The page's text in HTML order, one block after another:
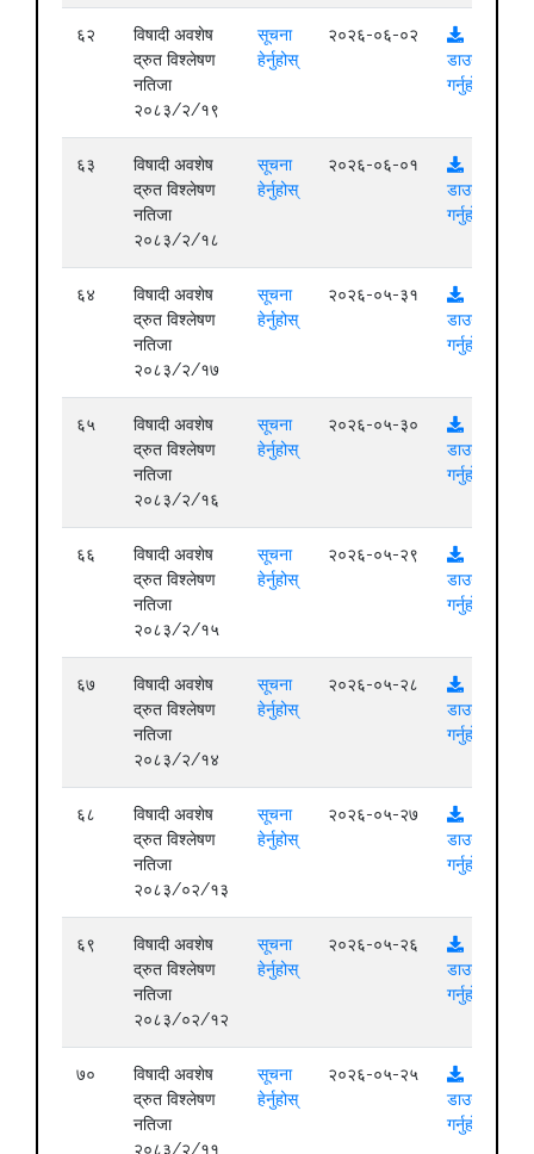
६२
विषादी अवशेष
द्रुत विश्लेषण
नतिजा
२०८३/२/१९
सूचना
हेर्नुहोस्
२०२६-०६-०२
डाउनलोड
गर्नुहोस्
६३
विषादी अवशेष
द्रुत विश्लेषण
नतिजा
२०८३/२/१८
सूचना
हेर्नुहोस्
२०२६-०६-०१
डाउनलोड
गर्नुहोस्
६४
विषादी अवशेष
द्रुत विश्लेषण
नतिजा
२०८३/२/१७
सूचना
हेर्नुहोस्
२०२६-०५-३१
डाउनलोड
गर्नुहोस्
६५
विषादी अवशेष
द्रुत विश्लेषण
नतिजा
२०८३/२/१६
सूचना
हेर्नुहोस्
२०२६-०५-३०
डाउनलोड
गर्नुहोस्
६६
विषादी अवशेष
द्रुत विश्लेषण
नतिजा
२०८३/२/१५
सूचना
हेर्नुहोस्
२०२६-०५-२९
डाउनलोड
गर्नुहोस्
६७
विषादी अवशेष
द्रुत विश्लेषण
नतिजा
२०८३/२/१४
सूचना
हेर्नुहोस्
२०२६-०५-२८
डाउनलोड
गर्नुहोस्
६८
विषादी अवशेष
द्रुत विश्लेषण
नतिजा
२०८३/०२/१३
सूचना
हेर्नुहोस्
२०२६-०५-२७
डाउनलोड
गर्नुहोस्
६९
विषादी अवशेष
द्रुत विश्लेषण
नतिजा
२०८३/०२/१२
सूचना
हेर्नुहोस्
२०२६-०५-२६
डाउनलोड
गर्नुहोस्
७०
विषादी अवशेष
द्रुत विश्लेषण
नतिजा
२०८३/२/११
सूचना
हेर्नुहोस्
२०२६-०५-२५
डाउनलोड
गर्नुहोस्